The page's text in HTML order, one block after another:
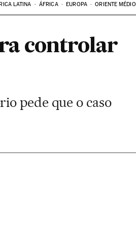
LATINA ÁFRICA EUROPA ORIENTE MÉDIO
controlar
pede que o caso